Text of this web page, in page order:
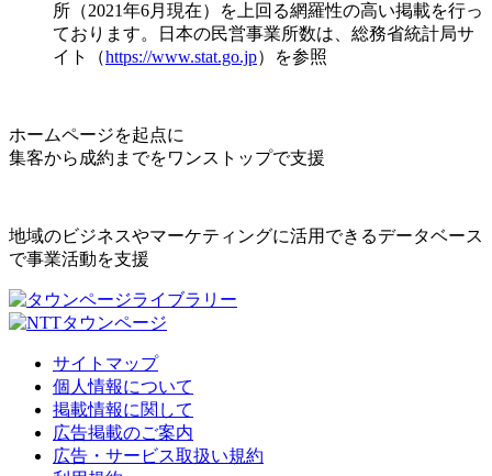
所（2021年6月現在）を上回る網羅性の高い掲載を行っ
ております。日本の民営事業所数は、総務省統計局サ
イト（https://www.stat.go.jp）を参照
ホームページを起点に
集客から成約までをワンストップで支援
地域のビジネスやマーケティングに活用できるデータベース
で事業活動を支援
サイトマップ
個人情報について
掲載情報に関して
広告掲載のご案内
広告・サービス取扱い規約